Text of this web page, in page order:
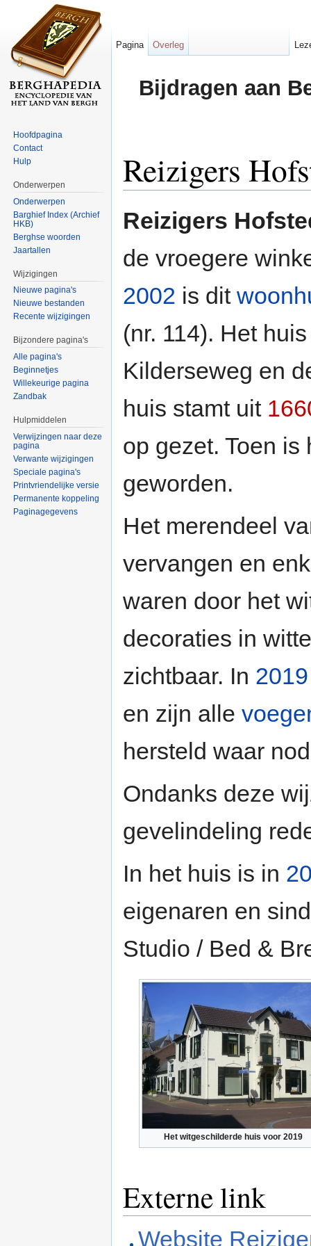
Bijdragen aan
Reizigers
Reizigers
de vroegere
2002 is dit
(nr. 114). Het
Kilderseweg en
huis stamt uit
op gezet. Toen
geworden.
Het merendeel
vervangen en
waren door het
decoraties in
zichtbaar. In 2019
en zijn alle
hersteld waar
Ondanks deze
gevelindeling
In het huis is in
eigenaren en
Studio / Bed &
Het witgeschilderde huis voor 2019
Externe link
Website
Pagina Overleg
Hoofdpagina
Contact
Hulp
Onderwerpen
Onderwerpen
Barghief Index (Archief
HKB)
Berghse woorden
Jaartallen
Wijzigingen
Nieuwe pagina's
Nieuwe bestanden
Recente wijzigingen
Bijzondere pagina's
Alle pagina's
Beginnetjes
Willekeurige pagina
Zandbak
Hulpmiddelen
Verwijzingen naar deze
pagina
Verwante wijzigingen
Speciale pagina's
Printvriendelijke versie
Permanente koppeling
Paginagegevens